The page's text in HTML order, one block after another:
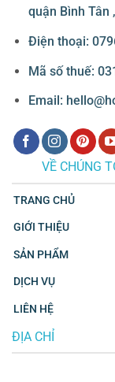
quận Bình Tân
Điện thoại:
Mã số thuế:
Email:
VỀ CHÚNG
TRANG CHỦ
GIỚI THIỆU
SẢN PHẨM
DỊCH VỤ
LIÊN HỆ
ĐỊA CHỈ